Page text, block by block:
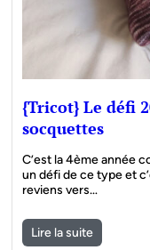
{Tricot} Le défi
socquettes
C’est la 4ème année
un défi de ce type et
reviens vers…
Lire la suite